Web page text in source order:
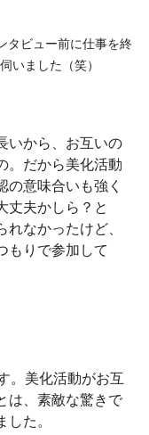
タビュー前に仕事を終
いました（笑）
いから、お互いの
。だから美化活動
の意味合いも強く
丈夫かしら？と
なかったけど、
もりで参加して
。美化活動がお互
は、素敵な驚きで
た。